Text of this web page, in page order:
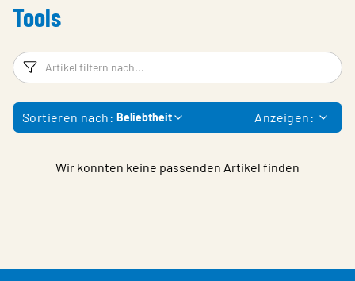
Inspiration
Unternehmen
Nachhaltigkeit
Kontakt
Wähle Sprache
Germany - Ventilation
Tools
Filter
Sortieren nach: Beliebtheit Anzeigen:
Wir konnten keine passenden Artikel finden